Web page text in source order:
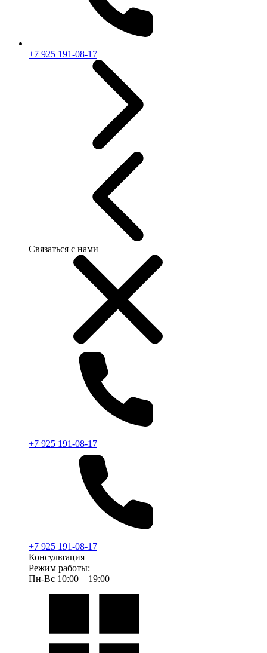
+7 925 191-08-17
Связаться с нами
+7 925 191-08-17
+7 925 191-08-17
Консультация
Режим работы:
Пн-Вс 10:00—19:00